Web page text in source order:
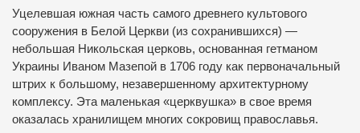
Уцелевшая южная часть самого древнего культового
сооружения в Белой Церкви (из сохранившихся) —
небольшая Никольская церковь, основанная гетманом
Украины Иваном Мазепой в 1706 году как первоначальный
штрих к большому, незавершенному архитектурному
комплексу. Эта маленькая «церквушка» в свое время
оказалась хранилищем многих сокровищ православья.